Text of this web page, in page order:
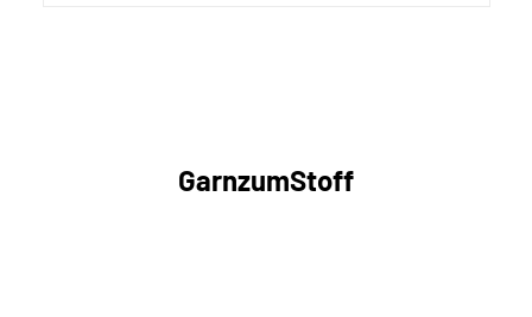
GarnzumStoff